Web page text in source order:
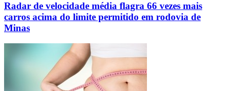
Radar de velocidade média flagra 66 vezes mais
carros acima do limite permitido em rodovia de
Minas